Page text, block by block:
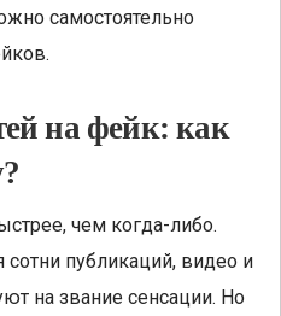
самостоятельно
на фейк: как
чем когда-либо.
публикаций, видео и
на звание сенсации. Но